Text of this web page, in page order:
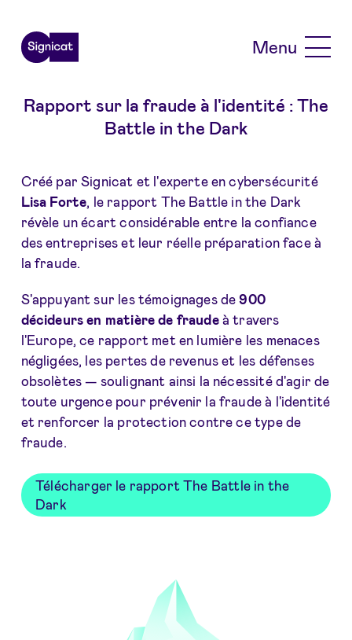
Menu
Rapport sur la fraude à l'identité : The
Battle in the Dark
Créé par Signicat et l'experte en cybersécurité
Lisa Forte, le rapport The Battle in the Dark
révèle un écart considérable entre la confiance
des entreprises et leur réelle préparation face à
la fraude.
S'appuyant sur les témoignages de900
décideurs en matière de fraudeà travers
l'Europe, ce rapport met en lumière les menaces
négligées, les pertes de revenus et les défenses
obsolètes — soulignant ainsi la nécessité d'agir de
toute urgence pour prévenir la fraude à l'identité
et renforcer la protection contre ce type de
fraude.
Télécharger le rapport The Battle in the
Dark